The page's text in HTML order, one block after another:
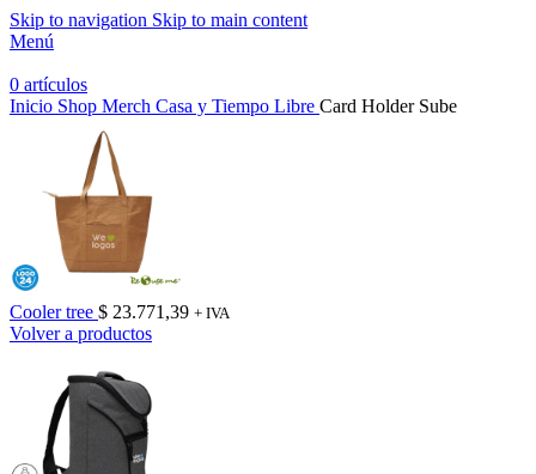
Skip to navigation Skip to main content
Menú
0 artículos
Inicio Shop Merch Casa y Tiempo Libre Card Holder Sube
Cooler tree $ 23.771,39 + IVA
Volver a productos